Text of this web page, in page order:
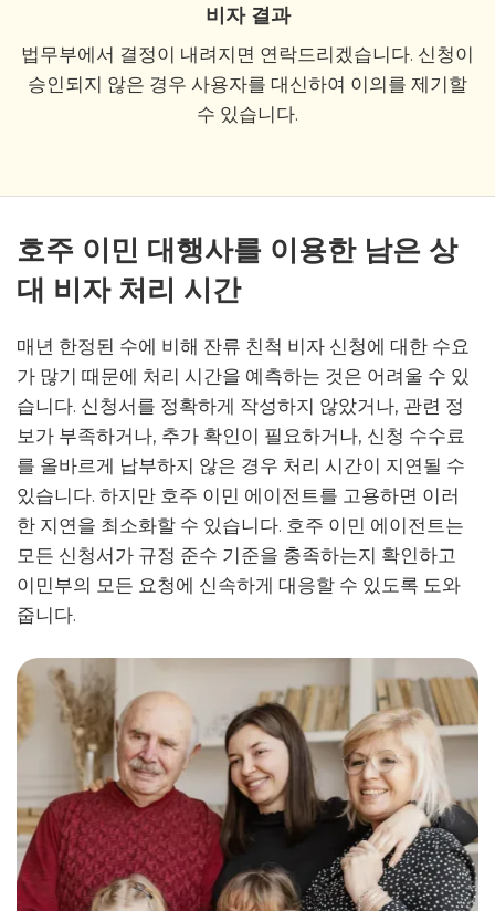
비자 결과
법무부에서 결정이 내려지면 연락드리겠습니다. 신청이
승인되지 않은 경우 사용자를 대신하여 이의를 제기할
수 있습니다.
호주 이민 대행사를 이용한 남은 상
대 비자 처리 시간
매년 한정된 수에 비해 잔류 친척 비자 신청에 대한 수요
가 많기 때문에 처리 시간을 예측하는 것은 어려울 수 있
습니다. 신청서를 정확하게 작성하지 않았거나, 관련 정
보가 부족하거나, 추가 확인이 필요하거나, 신청 수수료
를 올바르게 납부하지 않은 경우 처리 시간이 지연될 수
있습니다. 하지만 호주 이민 에이전트를 고용하면 이러
한 지연을 최소화할 수 있습니다. 호주 이민 에이전트는
모든 신청서가 규정 준수 기준을 충족하는지 확인하고
이민부의 모든 요청에 신속하게 대응할 수 있도록 도와
줍니다.